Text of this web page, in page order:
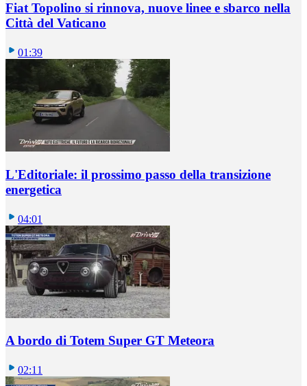
Fiat Topolino si rinnova, nuove linee e sbarco nella
Città del Vaticano
01:39
L'Editoriale: il prossimo passo della transizione
energetica
04:01
A bordo di Totem Super GT Meteora
02:11